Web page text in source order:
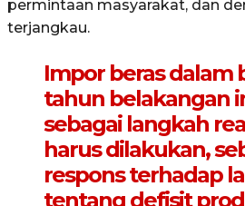
permintaan masyarakat, dan
terjangkau.
Impor beras dalam
tahun belakangan
sebagai langkah
harus dilakukan,
respons terhadap
tentang defisit